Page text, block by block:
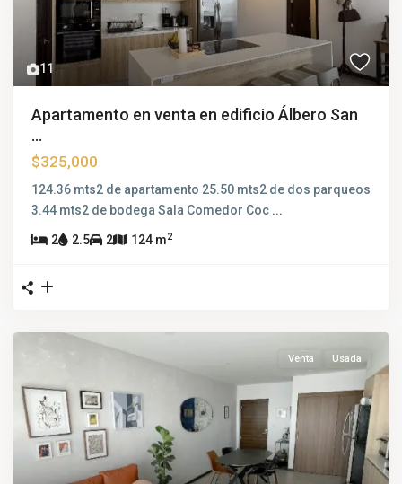
11
Apartamento en venta en edificio Álbero San
...
$325,000
124.36 mts2 de apartamento 25.50 mts2 de dos parqueos
3.44 mts2 de bodega Sala Comedor Coc ...
2 2.5 2 124 m2
Venta Usada